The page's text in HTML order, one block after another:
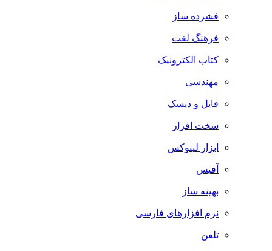
فشرده ساز
فرهنگ لغت
کتاب الکترونیک
مهندسی
فایل و دیسک
سخت افزار
ابزار لینوکس
آفیس
بهینه ساز
نرم افزارهای فارسی
تلفن